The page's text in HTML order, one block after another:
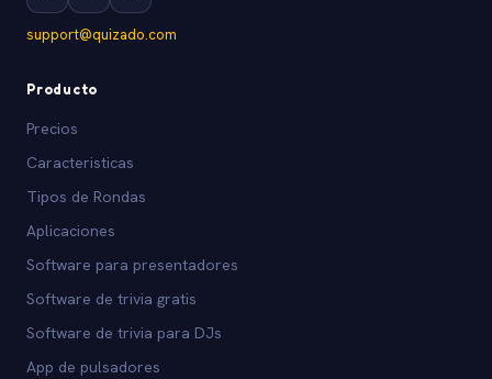
support@quizado.com
Producto
Precios
Caracteristicas
Tipos de Rondas
Aplicaciones
Software para presentadores
Software de trivia gratis
Software de trivia para DJs
App de pulsadores